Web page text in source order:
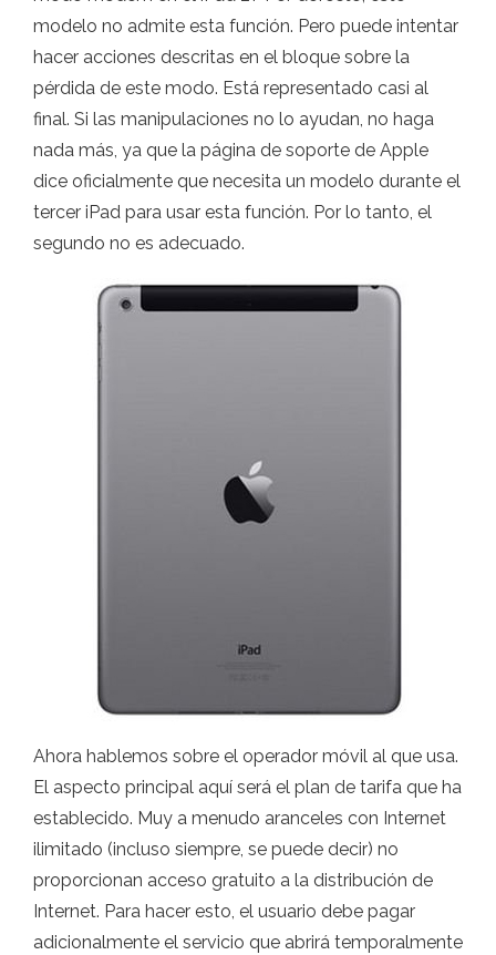
modelo no admite esta función. Pero puede intentar
hacer acciones descritas en el bloque sobre la
pérdida de este modo. Está representado casi al
final. Si las manipulaciones no lo ayudan, no haga
nada más, ya que la página de soporte de Apple
dice oficialmente que necesita un modelo durante el
tercer iPad para usar esta función. Por lo tanto, el
segundo no es adecuado.
Ahora hablemos sobre el operador móvil al que usa.
El aspecto principal aquí será el plan de tarifa que ha
establecido. Muy a menudo aranceles con Internet
ilimitado (incluso siempre, se puede decir) no
proporcionan acceso gratuito a la distribución de
Internet. Para hacer esto, el usuario debe pagar
adicionalmente el servicio que abrirá temporalmente